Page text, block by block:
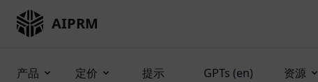
AIPRM
产品 定价 提示 GPTs (en) 资源